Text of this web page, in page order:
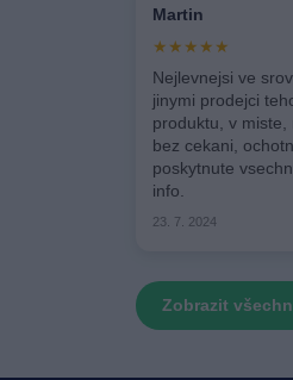
Martin
★★★★★
Nejlevnejsi ve
jinymi prodejci
produktu, v miste,
bez cekani,
poskytnute
info.
23. 7. 2024
Zobrazit